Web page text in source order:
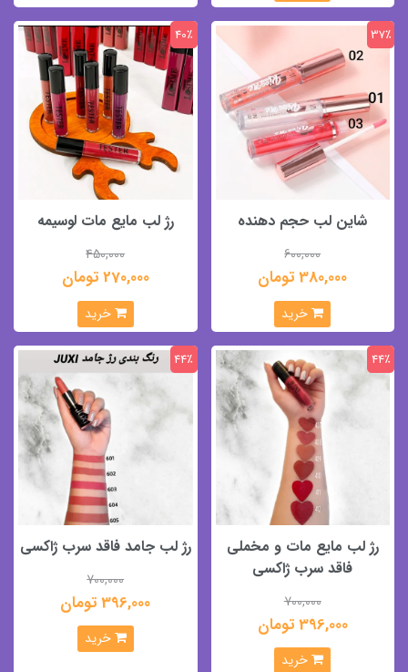
شاین لب حجم دهنده
600,000
380,000 تومان
37٪
خرید
رژ لب مایع مات لوسیمه
450,000
270,000 تومان
40٪
خرید
رژ لب مایع مات و مخملی
فاقد سرب ژاکسی
700,000
396,000 تومان
44٪
خرید
رژ لب جامد فاقد سرب ژاکسی
700,000
396,000 تومان
44٪
خرید